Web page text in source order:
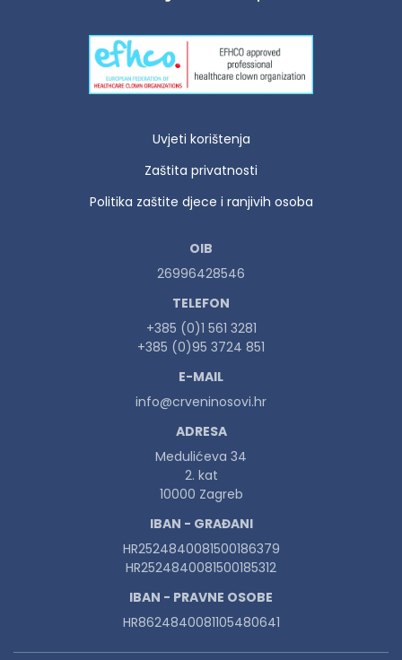
Uvjeti korištenja
Zaštita privatnosti
Politika zaštite djece i ranjivih osoba
OIB
26996428546
TELEFON
+385 (0)1 561 3281
+385 (0)95 3724 851
E-MAIL
info@crveninosovi.hr
ADRESA
Medulićeva 34
2. kat
10000 Zagreb
IBAN - GRAĐANI
HR2524840081500186379
HR2524840081500185312
IBAN - PRAVNE OSOBE
HR8624840081105480641